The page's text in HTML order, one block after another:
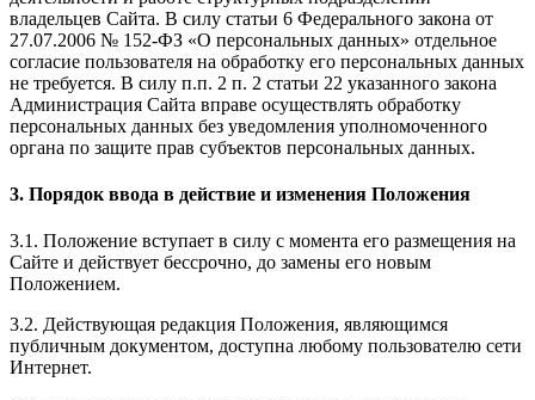
владельцев Сайта. В силу статьи 6 Федерального закона от
27.07.2006 № 152-ФЗ «О персональных данных» отдельное
согласие пользователя на обработку его персональных данных
не требуется. В силу п.п. 2 п. 2 статьи 22 указанного закона
Администрация Сайта вправе осуществлять обработку
персональных данных без уведомления уполномоченного
органа по защите прав субъектов персональных данных.
3. Порядок ввода в действие и изменения Положения
3.1. Положение вступает в силу с момента его размещения на
Сайте и действует бессрочно, до замены его новым
Положением.
3.2. Действующая редакция Положения, являющимся
публичным документом, доступна любому пользователю сети
Интернет.